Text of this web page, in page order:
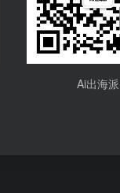
Ai出海派